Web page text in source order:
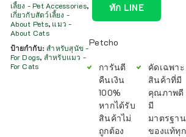
เลี้ยง - Pet Accessories,
เกี่ยวกับสัตว์เลี้ยง -
About Pets, แมว -
About Cats
ป้ายกำกับ:สำหรับสุนัข -
For Dogs, สำหรับแมว -
For Cats
ทัก LINE
Petcho
การันตี
คืนเงิน
100%
หากได้รับ
สินค้าไม่
ถูกต้อง
คัดเฉพาะ
สินค้าที่มี
คุณภาพดี
มี
มาตรฐาน
ของแท้ทุก